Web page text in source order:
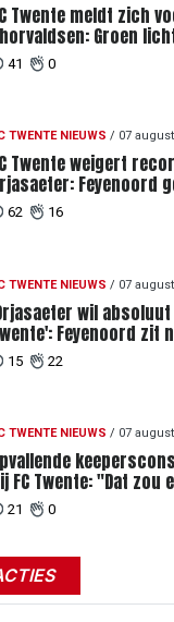
Twente meldt zich
Groen
41 0
TWENTE NIEUWS / 07
Twente weigert
Feyenoord
62 16
TWENTE NIEUWS / 07
wil absoluut
Feyenoord zit
15 22
TWENTE NIEUWS / 07
FC Twente: "Dat zou
21 0